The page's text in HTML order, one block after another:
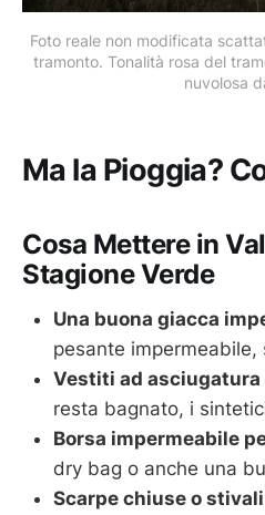
Foto reale non modificata
tramonto. Tonalità rosa del
nuvolosa
Ma la Pioggia?
Cosa Mettere in
Stagione Verde
Una buona giacca
pesante
Vestiti ad asciugatura
resta bagnato, i
Borsa impermeabile
dry bag o anche una
Scarpe chiuse o stivali